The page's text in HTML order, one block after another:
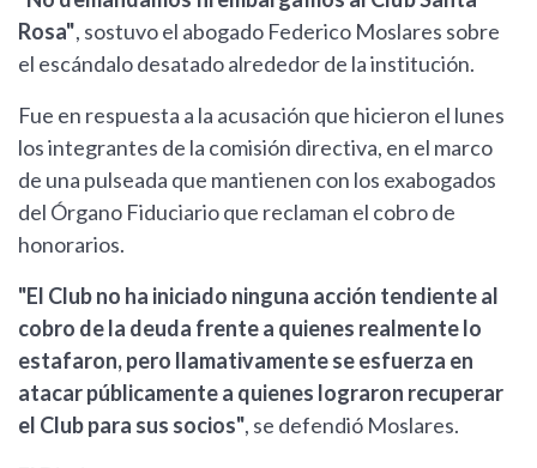
Rosa", sostuvo el abogado Federico Moslares sobre
el escándalo desatado alrededor de la institución.
Fue en respuesta a la acusación que hicieron el lunes
los integrantes de la comisión directiva, en el marco
de una pulseada que mantienen con los exabogados
del Órgano Fiduciario que reclaman el cobro de
honorarios.
"El Club no ha iniciado ninguna acción tendiente al
cobro de la deuda frente a quienes realmente lo
estafaron, pero llamativamente se esfuerza en
atacar públicamente a quienes lograron recuperar
el Club para sus socios", se defendió Moslares.